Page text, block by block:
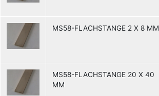
MS58-FLACHSTANGE 2 X 8 MM
MS58-FLACHSTANGE 20 X 40
MM